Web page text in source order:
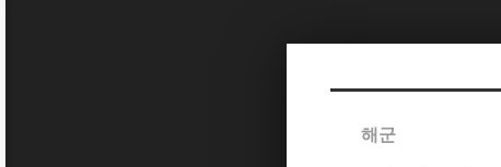
해군
Sketchbook5, 스케치북5